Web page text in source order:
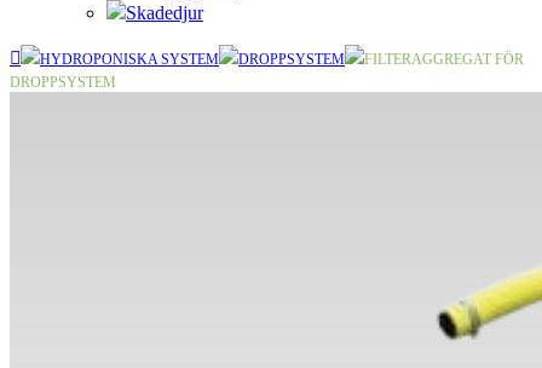
Skadedjur
HYDROPONISKA SYSTEM DROPPSYSTEM
FILTERAGGREGAT FÖR
DROPPSYSTEM